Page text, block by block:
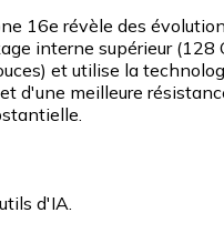
16e révèle des
interne supérieur
et utilise la
d'une meilleure
d'IA.